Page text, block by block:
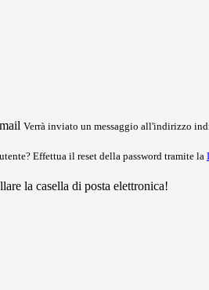
Verrà inviato un messaggio all'indirizzo
Effettua il reset della password tramite la
la casella di posta elettronica!